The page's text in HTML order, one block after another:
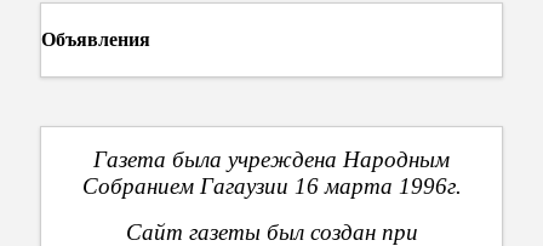
Объявления
Газета была учреждена Народным
Собранием Гагаузии 16 марта 1996г.
Сайт газеты был создан при